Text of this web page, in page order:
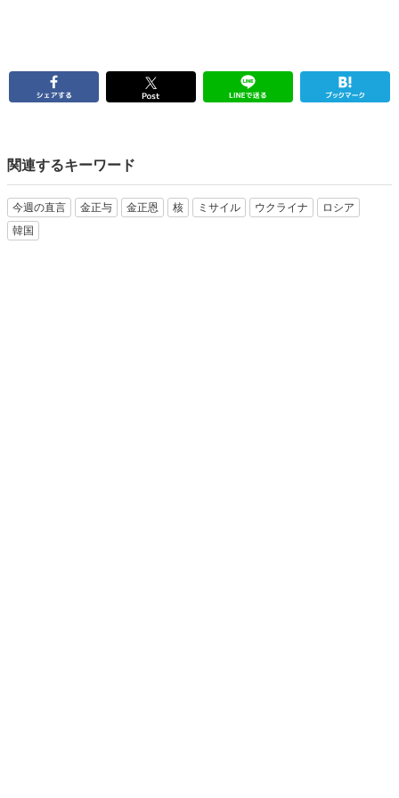
関連するキーワード
今週の直言 金正与 金正恩 核 ミサイル ウクライナ
ロシア
韓国